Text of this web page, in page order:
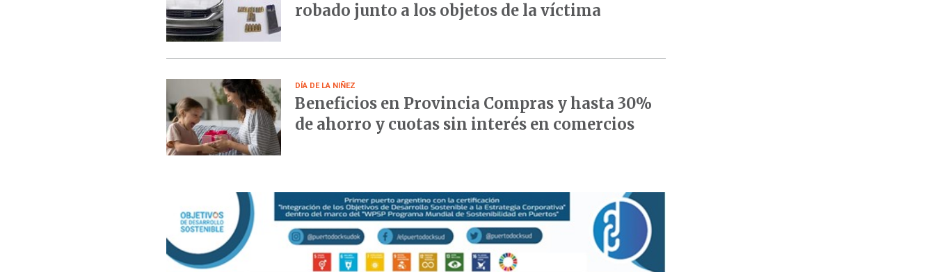
robado junto a los objetos de la víctima
DÍA DE LA NIÑEZ
Beneficios en Provincia Compras y hasta 30%
de ahorro y cuotas sin interés en comercios